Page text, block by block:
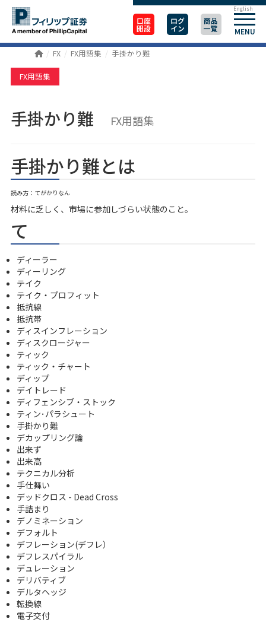
口座
開設
ログ
イン
商品
一覧 MENU
English
FX FX用語集 手掛かり難
FX用語集
手掛かり難 FX用語集
手掛かり難とは
読み方：てがかりなん
材料に乏しく、市場に参加しづらい状態のこと。
て
ディーラー
ディーリング
テイク
テイク・プロフィット
抵抗線
抵抗帯
ディスインフレーション
ディスクロージャー
ティック
ティック・チャート
ディップ
デイトレード
ディフェンシブ・ストック
ティン･パラシュート
手掛かり難
デカップリング論
出来ず
出来高
テクニカル分析
手仕舞い
デッドクロス - Dead Cross
手詰まり
デノミネーション
デフォルト
デフレーション(デフレ）
デフレスパイラル
デュレーション
デリバティブ
デルタヘッジ
転換線
電子交付